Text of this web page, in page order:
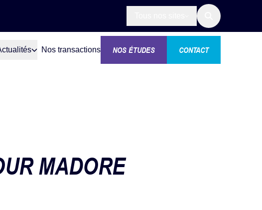
Nos transactions NOS ÉTUDES CONTACT
MADORE